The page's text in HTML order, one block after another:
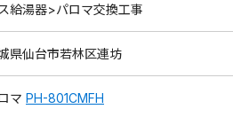
給湯器>パロマ交換工事
県仙台市若林区連坊
マ PH-801CMFH